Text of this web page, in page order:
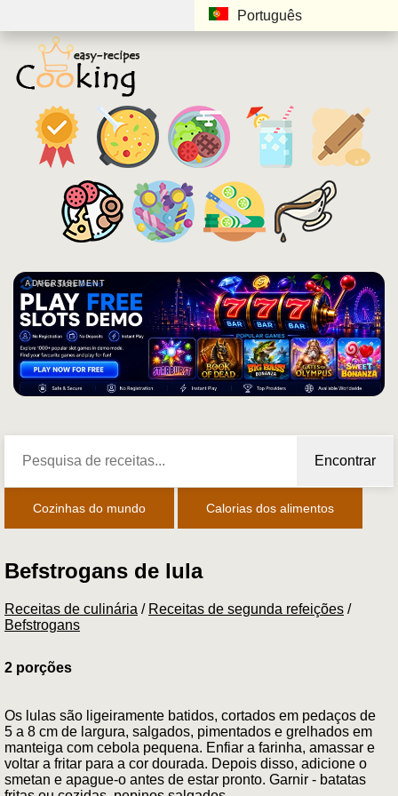
Português
ADVERTISEMENT
Encontrar
Cozinhas do mundo Calorias dos alimentos
Befstrogans de lula
Receitas de culinária / Receitas de segunda refeições /
Befstrogans
2 porções
Os lulas são ligeiramente batidos, cortados em pedaços de
5 a 8 cm de largura, salgados, pimentados e grelhados em
manteiga com cebola pequena. Enfiar a farinha, amassar e
voltar a fritar para a cor dourada. Depois disso, adicione o
smetan e apague-o antes de estar pronto. Garnir - batatas